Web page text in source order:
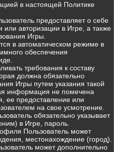
в настоящей Политике
предоставляет о себе
или авторизации в Игре, а также
Игры.
в автоматическом режиме в
обеспечения
требования к составу
должна обязательно
Игры путем указания такой
информация не помечена
ее предоставление или
на свое усмотрение.
обязательно указывает
в Игре, пароль.
Пользователь может
местонахождение (город).
может дополнительно